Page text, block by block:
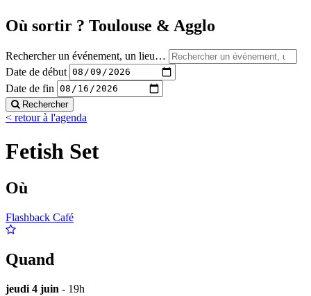
Où sortir ? Toulouse & Agglo
Rechercher un événement, un lieu…
Date de début
Date de fin
Rechercher
< retour à l'agenda
Fetish Set
Où
Flashback Café
Quand
jeudi 4 juin - 19h